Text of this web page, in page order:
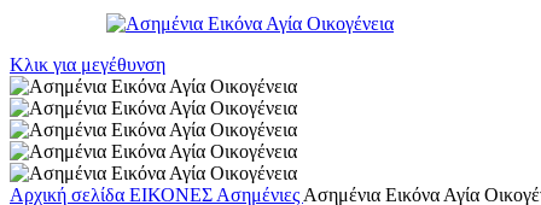
Κλικ για μεγέθυνση
Αρχική σελίδα ΕΙΚΟΝΕΣ Ασημένιες Ασημένια Εικόνα Αγία